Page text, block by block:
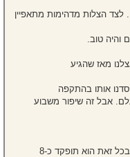
הצלות מדהימות מתאפיין
טוב.
מאז שהגיע
אותו בהתקפה
אבל זה שיפור משבוע
זאת הוא תופקד כ-8